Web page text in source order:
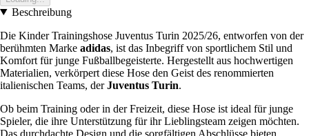
Beschreibung
Die Kinder Trainingshose Juventus Turin 2025/26, entworfen von der
berühmten Marke adidas, ist das Inbegriff von sportlichem Stil und
Komfort für junge Fußballbegeisterte. Hergestellt aus hochwertigen
Materialien, verkörpert diese Hose den Geist des renommierten
italienischen Teams, derJuventus Turin.
Ob beim Training oder in der Freizeit, diese Hose ist ideal für junge
Spieler, die ihre Unterstützung für ihr Lieblingsteam zeigen möchten.
Das durchdachte Design und die sorgfältigen Abschlüsse bieten